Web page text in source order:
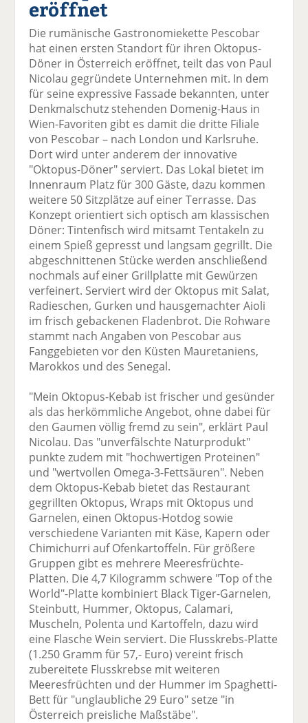
uf
F
ac
e
b
o
o
k
te
il
e
n
wi
tt
er
n
uf
Li
n
k
e
di
n
te
e
n
er
E
m
ai
l
v
er
se
d
e
n
e
n
eröffnet
Die rumänische Gastronomiekette Pescobar
hat einen ersten Standort für ihren Oktopus-
Döner in Österreich eröffnet, teilt das von Paul
Nicolau gegründete Unternehmen mit. In dem
für seine expressive Fassade bekannten, unter
Denkmalschutz stehenden Domenig-Haus in
Wien-Favoriten gibt es damit die dritte Filiale
von Pescobar – nach London und Karlsruhe.
Dort wird unter anderem der innovative
"Oktopus-Döner" serviert. Das Lokal bietet im
Innenraum Platz für 300 Gäste, dazu kommen
weitere 50 Sitzplätze auf einer Terrasse. Das
Konzept orientiert sich optisch am klassischen
Döner: Tintenfisch wird mitsamt Tentakeln zu
einem Spieß gepresst und langsam gegrillt. Die
abgeschnittenen Stücke werden anschließend
nochmals auf einer Grillplatte mit Gewürzen
verfeinert. Serviert wird der Oktopus mit Salat,
Radieschen, Gurken und hausgemachter Aioli
im frisch gebackenen Fladenbrot. Die Rohware
stammt nach Angaben von Pescobar aus
Fanggebieten vor den Küsten Mauretaniens,
Marokkos und des Senegal.
"Mein Oktopus-Kebab ist frischer und gesünder
als das herkömmliche Angebot, ohne dabei für
den Gaumen völlig fremd zu sein", erklärt Paul
Nicolau. Das "unverfälschte Naturprodukt"
punkte zudem mit "hochwertigen Proteinen"
und "wertvollen Omega-3-Fettsäuren". Neben
dem Oktopus-Kebab bietet das Restaurant
gegrillten Oktopus, Wraps mit Oktopus und
Garnelen, einen Oktopus-Hotdog sowie
verschiedene Varianten mit Käse, Kapern oder
Chimichurri auf Ofenkartoffeln. Für größere
Gruppen gibt es mehrere Meeresfrüchte-
Platten. Die 4,7 Kilogramm schwere "Top of the
World"-Platte kombiniert Black Tiger-Garnelen,
Steinbutt, Hummer, Oktopus, Calamari,
Muscheln, Polenta und Kartoffeln, dazu wird
eine Flasche Wein serviert. Die Flusskrebs-Platte
(1.250 Gramm für 57,- Euro) vereint frisch
zubereitete Flusskrebse mit weiteren
Meeresfrüchten und der Hummer im Spaghetti-
Bett für "unglaubliche 29 Euro" setze "in
Österreich preisliche Maßstäbe".